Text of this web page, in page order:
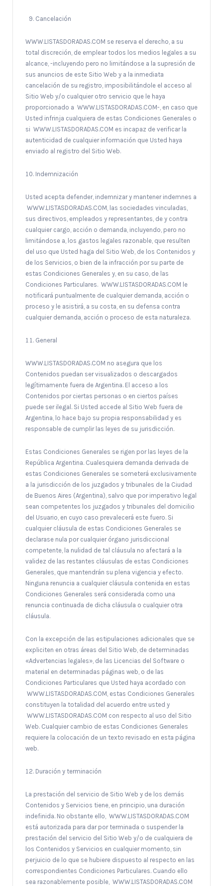
Cancelación
WWW.LISTASDORADAS.COM se reserva el derecho, a su
total discreción, de emplear todos los medios legales a su
alcance, -incluyendo pero no limitándose a la supresión de
sus anuncios de este Sitio Web y a la inmediata
cancelación de su registro, imposibilitándole el acceso al
Sitio Web y/o cualquier otro servicio que le haya
proporcionado a WWW.LISTASDORADAS.COM-, en caso que
Usted infrinja cualquiera de estas Condiciones Generales o
si WWW.LISTASDORADAS.COM es incapaz de verificar la
autenticidad de cualquier información que Usted haya
enviado al registro del Sitio Web.
Indemnización
Usted acepta defender, indemnizar y mantener indemnes a
WWW.LISTASDORADAS.COM, las sociedades vinculadas,
sus directivos, empleados y representantes, de y contra
cualquier cargo, acción o demanda, incluyendo, pero no
limitándose a, los gastos legales razonable, que resulten
del uso que Usted haga del Sitio Web, de los Contenidos y
de los Servicios, o bien de la infracción por su parte de
estas Condiciones Generales y, en su caso, de las
Condiciones Particulares. WWW.LISTASDORADAS.COM le
notificará puntualmente de cualquier demanda, acción o
proceso y le asistirá, a su costa, en su defensa contra
cualquier demanda, acción o proceso de esta naturaleza.
General
WWW.LISTASDORADAS.COM no asegura que los
Contenidos puedan ser visualizados o descargados
legítimamente fuera de Argentina. El acceso a los
Contenidos por ciertas personas o en ciertos países
puede ser ilegal. Si Usted accede al Sitio Web fuera de
Argentina, lo hace bajo su propia responsabilidad y es
responsable de cumplir las leyes de su jurisdicción.
Estas Condiciones Generales se rigen por las leyes de la
República Argentina. Cualesquiera demanda derivada de
estas Condiciones Generales se someterá exclusivamente
a la jurisdicción de los juzgados y tribunales de la Ciudad
de Buenos Aires (Argentina), salvo que por imperativo legal
sean competentes los juzgados y tribunales del domicilio
del Usuario, en cuyo caso prevalecerá este fuero. Si
cualquier cláusula de estas Condiciones Generales se
declarase nula por cualquier órgano jurisdiccional
competente, la nulidad de tal cláusula no afectará a la
validez de las restantes cláusulas de estas Condiciones
Generales, que mantendrán su plena vigencia y efecto.
Ninguna renuncia a cualquier cláusula contenida en estas
Condiciones Generales será considerada como una
renuncia continuada de dicha cláusula o cualquier otra
cláusula.
Con la excepción de las estipulaciones adicionales que se
expliciten en otras áreas del Sitio Web, de determinadas
«Advertencias legales», de las Licencias del Software o
material en determinadas páginas web, o de las
Condiciones Particulares que Usted haya acordado con
WWW.LISTASDORADAS.COM, estas Condiciones Generales
constituyen la totalidad del acuerdo entre usted y
WWW.LISTASDORADAS.COM con respecto al uso del Sitio
Web. Cualquier cambio de estas Condiciones Generales
requiere la colocación de un texto revisado en esta página
web.
Duración y terminación
La prestación del servicio de Sitio Web y de los demás
Contenidos y Servicios tiene, en principio, una duración
indefinida. No obstante ello, WWW.LISTASDORADAS.COM
está autorizada para dar por terminada o suspender la
prestación del servicio del Sitio Web y/o de cualquiera de
los Contenidos y Servicios en cualquier momento, sin
perjuicio de lo que se hubiere dispuesto al respecto en las
correspondientes Condiciones Particulares. Cuando ello
sea razonablemente posible, WWW.LISTASDORADAS.COM